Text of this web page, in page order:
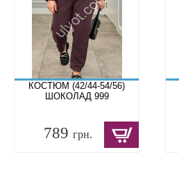
КОСТЮМ (42/44-54/56)
ШОКОЛАД 999
789 грн.